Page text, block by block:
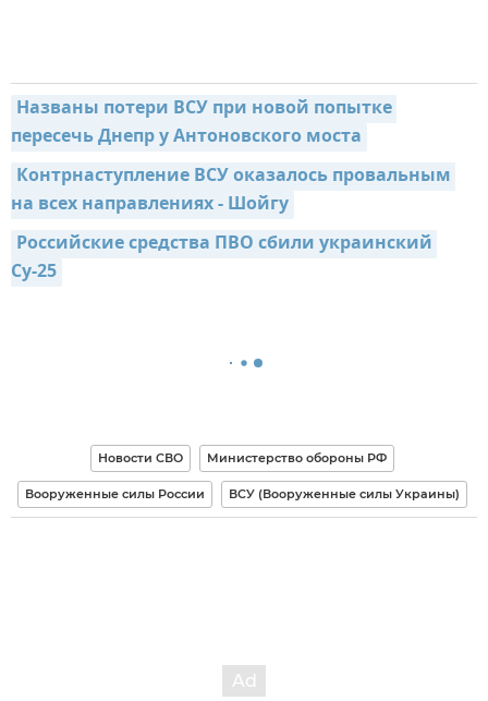
Названы потери ВСУ при новой попытке
пересечь Днепр у Антоновского моста
Контрнаступление ВСУ оказалось провальным
на всех направлениях - Шойгу
Российские средства ПВО сбили украинский
Су-25
Новости СВО Министерство обороны РФ
Вооруженные силы России ВСУ (Вооруженные силы Украины)